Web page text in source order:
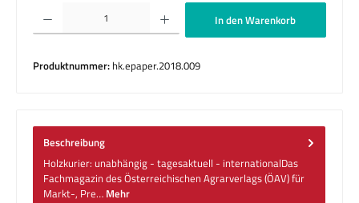
Produkt Anzahl: Gib den gewünschten Wert ein oder benutze die Schaltflächen um
In den Warenkorb
Produktnummer: hk.epaper.2018.009
Beschreibung
Holzkurier: unabhängig - tagesaktuell - internationalDas
Fachmagazin des Österreichischen Agrarverlags (ÖAV) für
Markt-, Pre… Mehr